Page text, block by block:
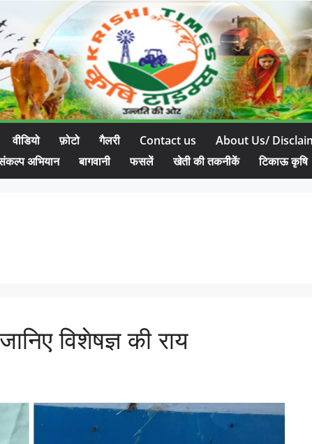
वीडियो फ़ोटो गैलरी Contact us About Us/
अभियान बागवानी फसलें खेती की तकनीकें टिकाऊ कृषि
विशेषज्ञ की राय